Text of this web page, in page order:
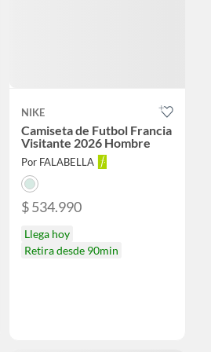
NIKE
Camiseta de Futbol Francia
Visitante 2026 Hombre
Por FALABELLA
$ 534.990
Llega hoy
Retira desde 90min